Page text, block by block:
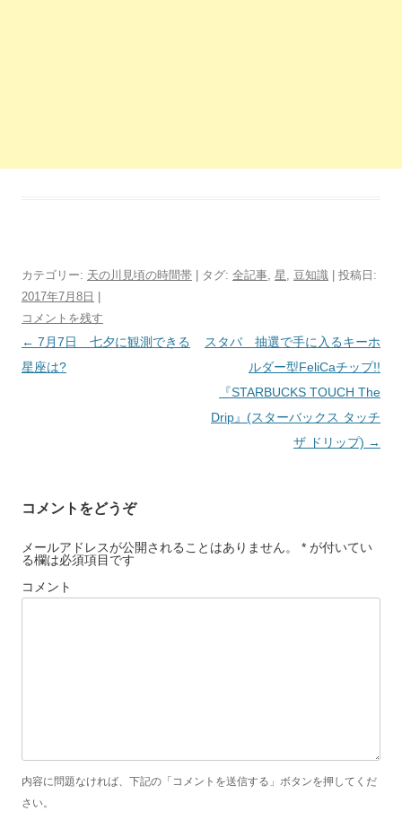
カテゴリー: 天の川見頃の時間帯 | タグ: 全記事 星 豆知識 | 投稿日:
2017年7月8日 |
コメントを残す
投
稿
ョ
ン
← 7月7日 七夕に観測できる
星座は?
スタバ 抽選で手に入るキーホ
ルダー型FeliCaチップ!!
『STARBUCKS TOUCH The
Drip』(スターバックス タッチ
ザ ドリップ) →
コメントをどうぞ
メールアドレスが公開されることはありません。 * が付いてい
る欄は必須項目です
コメント
内容に問題なければ、下記の「コメントを送信する」ボタンを押してくだ
さい。